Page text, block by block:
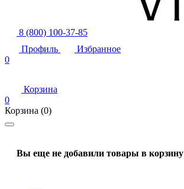
8 (800) 100-37-85
Профиль
Избранное
0
Корзина
0
Корзина (0)
Вы еще не добавили товары в корзину